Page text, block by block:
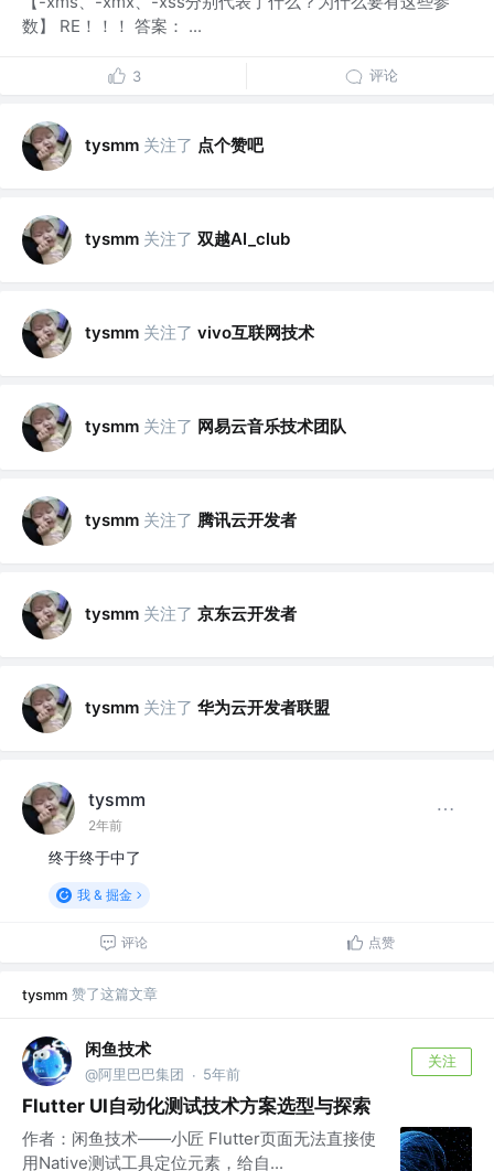
数】 RE！！！ 答案： ...
3 评论
tysmm 关注了 点个赞吧
tysmm 关注了 双越AI_club
tysmm 关注了 vivo互联网技术
tysmm 关注了 网易云音乐技术团队
tysmm 关注了 腾讯云开发者
tysmm 关注了 京东云开发者
tysmm 关注了 华为云开发者联盟
tysmm
2年前
终于终于中了
我 & 掘金
评论 点赞
tysmm 赞了这篇文章
闲鱼技术
@阿里巴巴集团 · 5年前
关注
Flutter UI自动化测试技术方案选型与探索
作者：闲鱼技术——小匠 Flutter页面无法直接使
用Native测试工具定位元素，给自...